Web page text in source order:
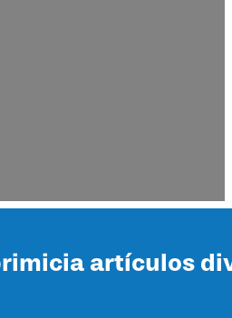
artículos